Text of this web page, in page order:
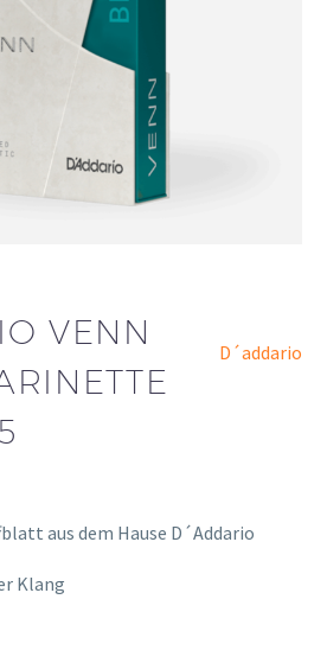
VENN
D´addario
aus dem Hause D´Addario
Klang